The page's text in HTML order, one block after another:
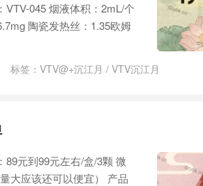
045 烟液体积：2mL/个
陶瓷发热丝：1.35欧姆
标签： VTV@+沉江月 / VTV沉江月
元到99元左右/盒/3颗 微
大应该还可以便宜） 产品